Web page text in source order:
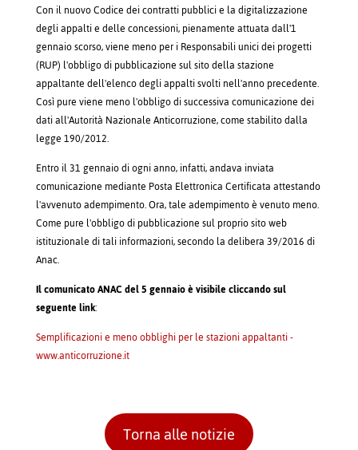
Con il nuovo Codice dei contratti pubblici e la digitalizzazione
degli appalti e delle concessioni, pienamente attuata dall'1
gennaio scorso, viene meno per i Responsabili unici dei progetti
(RUP) l'obbligo di pubblicazione sul sito della stazione
appaltante dell'elenco degli appalti svolti nell'anno precedente.
Così pure viene meno l'obbligo di successiva comunicazione dei
dati all'Autorità Nazionale Anticorruzione, come stabilito dalla
legge 190/2012.
Entro il 31 gennaio di ogni anno, infatti, andava inviata
comunicazione mediante Posta Elettronica Certificata attestando
l'avvenuto adempimento. Ora, tale adempimento è venuto meno.
Come pure l'obbligo di pubblicazione sul proprio sito web
istituzionale di tali informazioni, secondo la delibera 39/2016 di
Anac.
Il comunicato ANAC del 5 gennaio è visibile cliccando sul
seguente link:
Semplificazioni e meno obblighi per le stazioni appaltanti -
www.anticorruzione.it
Torna alle notizie